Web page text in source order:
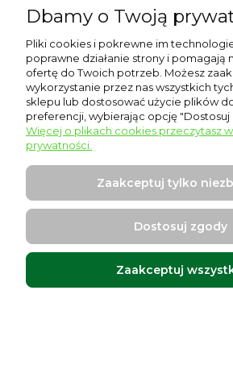
Moje konto
Płatności i dostawa
Informacje
Warszawska 17, 96-500
Projekt i wykonanie:
Dbamy o Twoją
Pliki cookies i pokrewne im
poprawne działanie strony i pomagają
ofertę do Twoich potrzeb. Możesz
wykorzystanie przez nas wszystkich
sklepu lub dostosować użycie plików
preferencji, wybierając opcję "Dostosuj
Więcej o plikach cookies przeczytasz
prywatności.
Zaakceptuj tylko
Dostosuj zgody
Zaakceptuj